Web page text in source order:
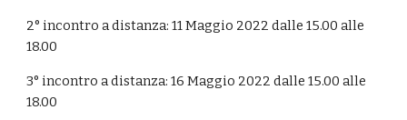
2° incontro a distanza: 11 Maggio 2022 dalle 15.00 alle
18.00
3° incontro a distanza: 16 Maggio 2022 dalle 15.00 alle
18.00